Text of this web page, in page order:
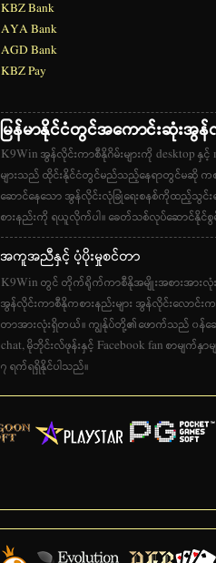
KBZ Bank
AYA Bank
AGD Bank
KBZ Pay
မြန်မာနိုင်ငံတွင်အကောင်းဆုံးအွ
K9Win အွန်လိုင်းကာစီနိုဂိမ်းများကို desktop
များသည် ထိုင်းနိုင်ငံတွင်မည်သည့်နေရာတွင်မဆို ကစ
ဆောင်နေသော အွန်လိုင်းလုံခြုံရေးစနစ်ကိုထည့်သွင်
စားနည်းကို ရယူလိုက်ပါ။ ခေတ်သစ်လုပ်ဆောင်နိုင်
အကူအညီနှင့် ပံ့ပိုးမှုစင်တာ
K9Win တွင် တိုက်ရိုက်ကာစီနိုအမျိုးအစားအားလုံးနီး
အွန်လိုင်းကာစီနိုကစားနည်းများ အွန်လိုင်းလော
တာအားလုံးရှိတယ်။ ကျွန်ုပ်တို့၏ဖောက်သည် ၀န်ဆော
chat, မိုဘိုင်းလ်ဖုန်းနှင့် Facebook fan စာမျက်
၇ ရက်ရရှိနိုင်ပါသည်။